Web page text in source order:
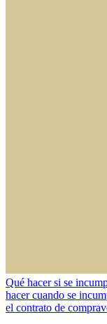
Qué hacer si se
hacer cuando se
el contrato de